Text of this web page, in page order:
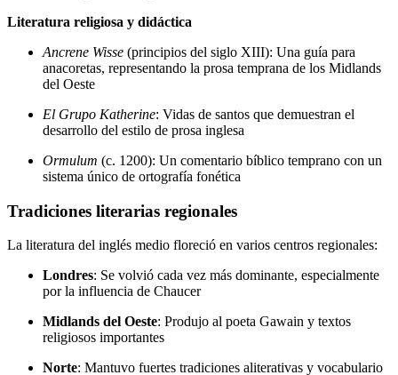
Literatura religiosa y didáctica
Ancrene Wisse (principios del siglo XIII): Una guía para
anacoretas, representando la prosa temprana de los Midlands
del Oeste
El Grupo Katherine: Vidas de santos que demuestran el
desarrollo del estilo de prosa inglesa
Ormulum (c. 1200): Un comentario bíblico temprano con un
sistema único de ortografía fonética
Tradiciones literarias regionales
La literatura del inglés medio floreció en varios centros regionales:
Londres: Se volvió cada vez más dominante, especialmente
por la influencia de Chaucer
Midlands del Oeste: Produjo al poeta Gawain y textos
religiosos importantes
Norte: Mantuvo fuertes tradiciones aliterativas y vocabulario